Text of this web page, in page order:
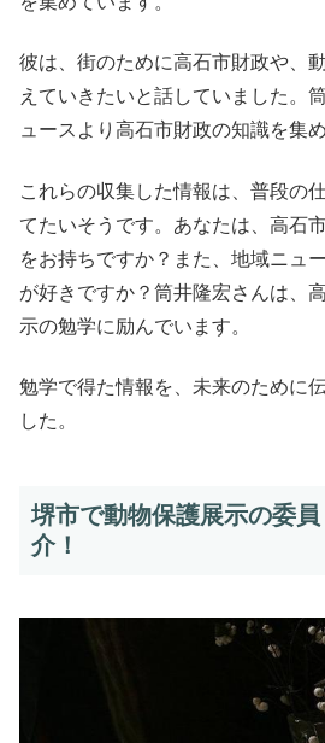
彼は、街のために高石市財政や、
えていきたいと話していました。
ュースより高石市財政の知識を集
これらの収集した情報は、普段の
てたいそうです。あなたは、高石
をお持ちですか？また、地域ニュ
が好きですか？筒井隆宏さんは、
示の勉学に励んでいます。
勉学で得た情報を、未来のために
した。
堺市で動物保護展示の委
介！